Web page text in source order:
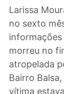
Larissa
no sexto
morreu no